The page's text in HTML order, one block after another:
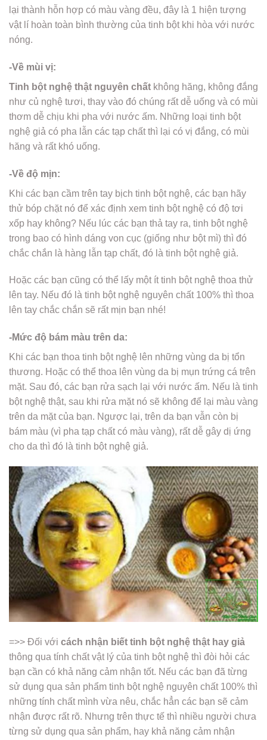
lại thành hỗn hợp có màu vàng đều, đây là 1 hiện tượng
vật lí hoàn toàn bình thường của tinh bột khi hòa với nước
nóng.
-Về mùi vị:
Tinh bột nghệ thật nguyên chất không hăng, không đắng
như củ nghệ tươi, thay vào đó chúng rất dễ uống và có mùi
thơm dễ chịu khi pha với nước ấm. Những loại tinh bột
nghệ giả có pha lẫn các tạp chất thì lại có vị đắng, có mùi
hăng và rất khó uống.
-Về độ mịn:
Khi các bạn cầm trên tay bịch tinh bột nghệ, các bạn hãy
thử bóp chặt nó để xác định xem tinh bột nghệ có độ tơi
xốp hay không? Nếu lúc các bạn thả tay ra, tinh bột nghệ
trong bao có hình dáng von cục (giống như bột mì) thì đó
chắc chắn là hàng lẫn tạp chất, đó là tinh bột nghệ giả.
Hoặc các bạn cũng có thể lấy một ít tinh bột nghệ thoa thử
lên tay. Nếu đó là tinh bột nghệ nguyên chất 100% thì thoa
lên tay chắc chắn sẽ rất mịn bạn nhé!
-Mức độ bám màu trên da:
Khi các bạn thoa tinh bột nghệ lên những vùng da bị tổn
thương. Hoặc có thể thoa lên vùng da bị mụn trứng cá trên
mặt. Sau đó, các bạn rửa sạch lại với nước ấm. Nếu là tinh
bột nghệ thật, sau khi rửa mặt nó sẽ không để lại màu vàng
trên da mặt của bạn. Ngược lại, trên da bạn vẫn còn bị
bám màu (vì pha tạp chất có màu vàng), rất dễ gây dị ứng
cho da thì đó là tinh bột nghệ giả.
=>> Đối với cách nhận biết tinh bột nghệ thật hay giả
thông qua tính chất vật lý của tinh bột nghệ thì đòi hỏi các
bạn cần có khả năng cảm nhận tốt. Nếu các bạn đã từng
sử dụng qua sản phẩm tinh bột nghệ nguyên chất 100% thì
những tính chất mình vừa nêu, chắc hẳn các bạn sẽ cảm
nhận được rất rõ. Nhưng trên thực tế thì nhiều người chưa
từng sử dụng qua sản phẩm, hay khả năng cảm nhận